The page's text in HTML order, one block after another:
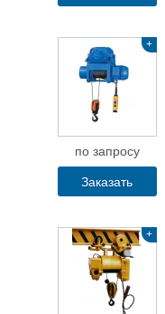
+
по запросу
Заказать
+